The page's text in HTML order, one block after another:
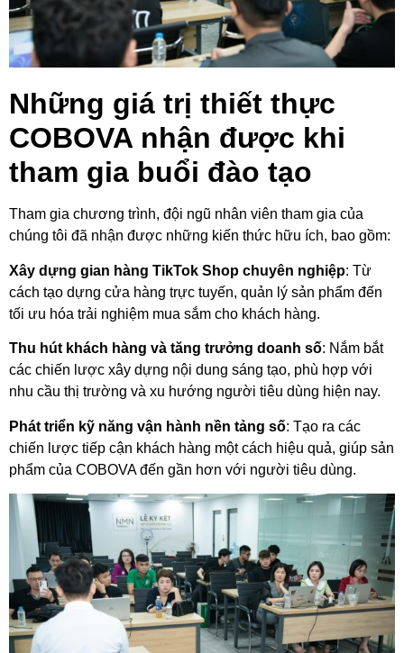
Những giá trị thiết thực
COBOVA nhận được khi
tham gia buổi đào tạo
Tham gia chương trình, đội ngũ nhân viên tham gia của
chúng tôi đã nhận được những kiến thức hữu ích, bao gồm:
Xây dựng gian hàng TikTok Shop chuyên nghiệp: Từ
cách tạo dựng cửa hàng trực tuyến, quản lý sản phẩm đến
tối ưu hóa trải nghiệm mua sắm cho khách hàng.
Thu hút khách hàng và tăng trưởng doanh số: Nắm bắt
các chiến lược xây dựng nội dung sáng tạo, phù hợp với
nhu cầu thị trường và xu hướng người tiêu dùng hiện nay.
Phát triển kỹ năng vận hành nền tảng số: Tạo ra các
chiến lược tiếp cận khách hàng một cách hiệu quả, giúp sản
phẩm của COBOVA đến gần hơn với người tiêu dùng.